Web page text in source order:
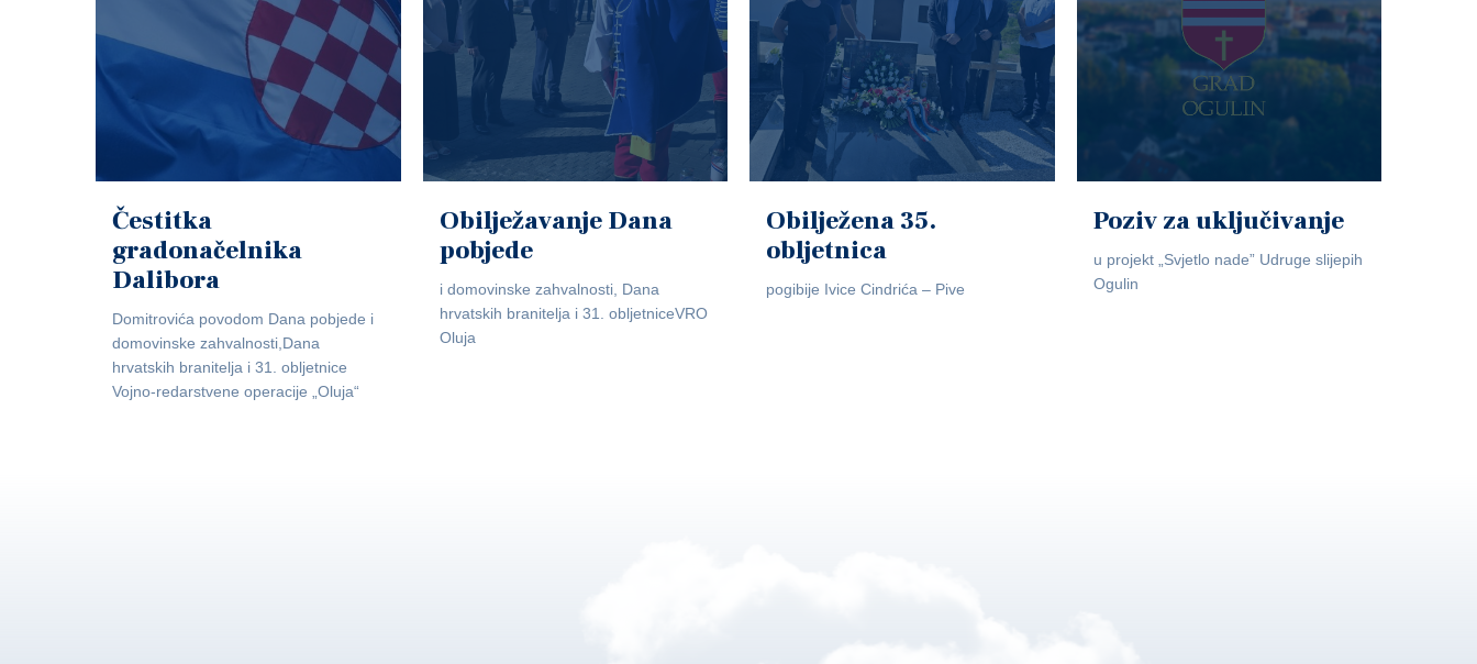
Čestitka
gradonačelnika
Dalibora
Domitrovića povodom Dana pobjede i
domovinske zahvalnosti,Dana
hrvatskih branitelja i 31. obljetnice
Vojno-redarstvene operacije „Oluja“
Obilježavanje Dana
pobjede
i domovinske zahvalnosti, Dana
hrvatskih branitelja i 31. obljetniceVRO
Oluja
Obilježena 35.
obljetnica
pogibije Ivice Cindrića – Pive
Poziv za uključivanje
u projekt „Svjetlo nade” Udruge slijepih
Ogulin